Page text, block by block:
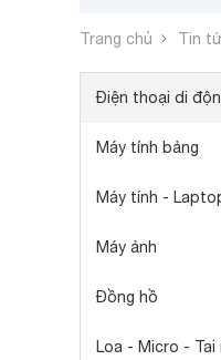
Trang chủ Tin
Điện thoại di
Máy tính bảng
Máy tính -
Máy ảnh
Đồng hồ
Loa - Micro - Tai